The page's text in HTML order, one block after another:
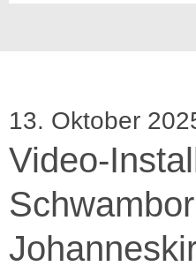
13. Oktober
Video-